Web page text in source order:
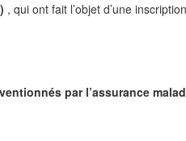
, qui ont fait l’objet d’une
par l’assurance